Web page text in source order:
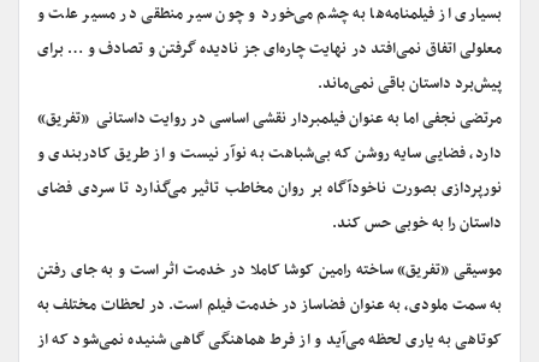
بسیاری از فیلمنامه‌ها به چشم می‌خورد و چون سیر منطقی در مسیر علت و
معلولی اتفاق نمی‌افتد در نهایت چاره‌ای جز نادیده گرفتن و تصادف و … برای
پیش‌برد داستان باقی نمی‌ماند.
مرتضی نجفی اما به عنوان فیلمبردار نقشی اساسی در روایت داستانی «تفریق»
دارد، فضایی سایه روشن که بی‌شباهت به نوآر نیست و از طریق کادربندی و
نورپردازی بصورت ناخودآگاه بر روان مخاطب تاثیر می‌گذارد تا سردی فضای
داستان را به خوبی حس کند.
موسیقی «تفریق» ساخته رامین کوشا کاملا در خدمت اثر است و به جای رفتن
به سمت ملودی، به عنوان فضاساز در خدمت فیلم است. در لحظات مختلف به
کوتاهی به یاری لحظه می‌آید و از فرط هماهنگی گاهی شنیده نمی‌شود که از